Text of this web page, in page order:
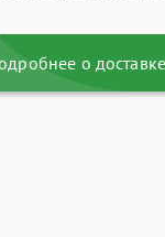
о доставке